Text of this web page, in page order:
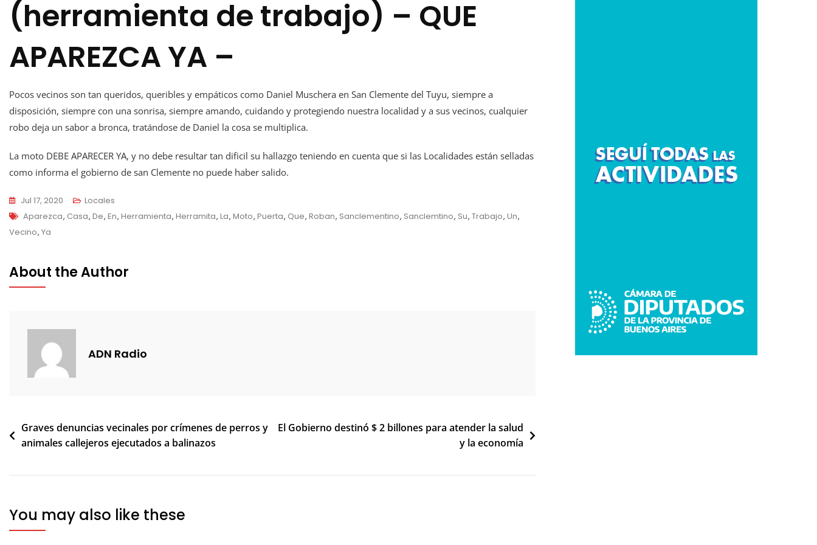
(herramienta de trabajo) – QUE
APAREZCA YA –
Pocos vecinos son tan queridos, queribles y empáticos como Daniel Muschera en San Clemente del Tuyu, siempre a
disposición, siempre con una sonrisa, siempre amando, cuidando y protegiendo nuestra localidad y a sus vecinos, cualquier
robo deja un sabor a bronca, tratándose de Daniel la cosa se multiplica.
La moto DEBE APARECER YA, y no debe resultar tan dificil su hallazgo teniendo en cuenta que si las Localidades están selladas
como informa el gobierno de san Clemente no puede haber salido.
Jul 17, 2020
Locales
Tags
Aparezca, Casa, De, En, Herramienta, Herramita, La, Moto, Puerta, Que, Roban, Sanclementino, Sanclemtino, Su, Trabajo, Un,
Vecino, Ya
About the Author
ADN Radio
Navegación
de
entradas
Graves denuncias vecinales por crímenes de perros y
animales callejeros ejecutados a balinazos
El Gobierno destinó $ 2 billones para atender la salud
y la economía
You may also like these